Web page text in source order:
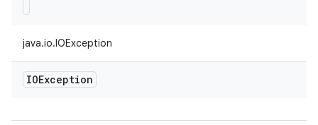
java.io.IOException
IOException